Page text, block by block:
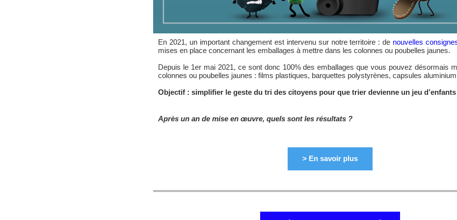
En 2021, un important changement est intervenu sur notre territoire : de nouvelles
mises en place concernant les emballages à mettre dans les colonnes ou poubelles jaunes.
Depuis le 1er mai 2021, ce sont donc 100% des emballages que vous pouvez désormais
colonnes ou poubelles jaunes : films plastiques, barquettes polystyrènes, capsules
Objectif : simplifier le geste du tri des citoyens pour que trier devienne un jeu d’enfants
Après un an de mise en œuvre, quels sont les résultats ?
> En savoir plus